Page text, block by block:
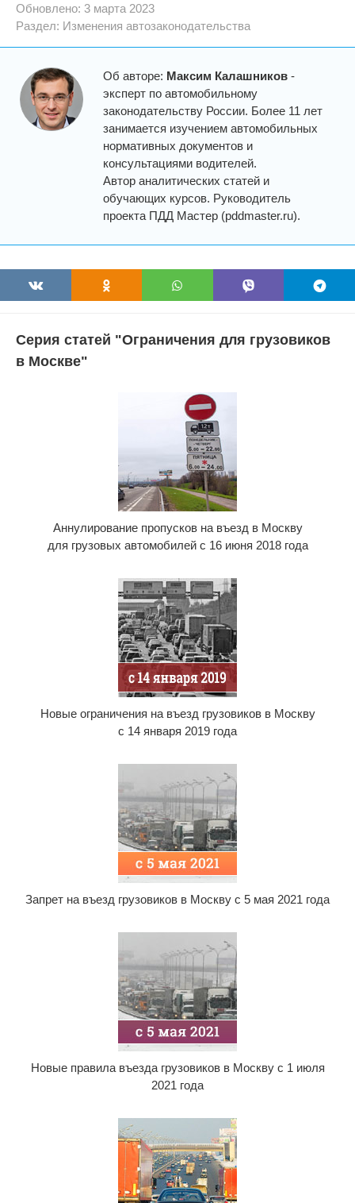
Обновлено: 3 марта 2023
Раздел: Изменения автозаконодательства
Об авторе: Максим Калашников -
эксперт по автомобильному
законодательству России. Более 11 лет
занимается изучением автомобильных
нормативных документов и
консультациями водителей.
Автор аналитических статей и
обучающих курсов. Руководитель
проекта ПДД Мастер (pddmaster.ru).
Серия статей "Ограничения для грузовиков
в Москве"
Аннулирование пропусков на въезд в Москву
для грузовых автомобилей с 16 июня 2018 года
Новые ограничения на въезд грузовиков в Москву
с 14 января 2019 года
Запрет на въезд грузовиков в Москву с 5 мая 2021 года
Новые правила въезда грузовиков в Москву с 1 июля
2021 года